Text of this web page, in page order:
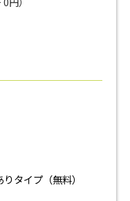
タイプ（無料）